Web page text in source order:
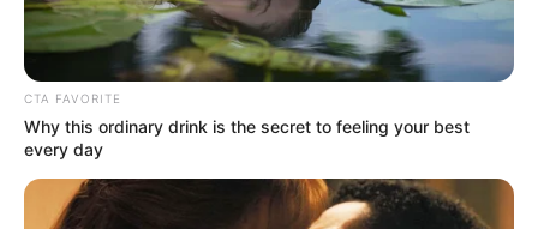
ΤΑ ΠΙΟ ΔΗΜΟΦΙΛΗ
CTA FAVORITE
Why this ordinary drink is the secret to feeling your best
every day